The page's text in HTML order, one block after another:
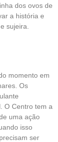
dos ovos de
a história e
sujeira.
momento em
Os
O Centro tem a
uma ação
isso
ser